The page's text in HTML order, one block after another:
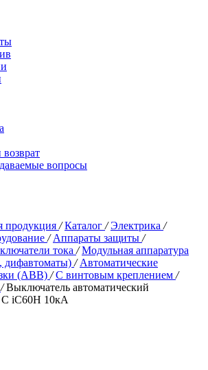
вопросы
продукция / Каталог / Электрика /
/ Аппараты защиты /
тока / Модульная аппаратура
/ Автоматические
(ABB) / С винтовым креплением /
/ Выключатель автоматический
iC60H 10кА